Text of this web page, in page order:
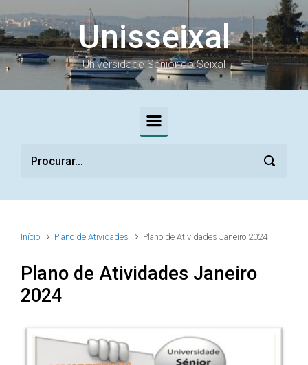
Skip to main content
Unisseixal
Universidade Sénior do Seixal
Início Plano de Atividades Plano de Atividades Janeiro 2024
Plano de Atividades Janeiro
2024